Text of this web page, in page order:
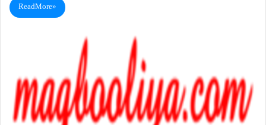
Read More »